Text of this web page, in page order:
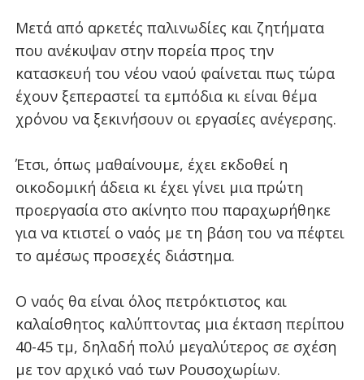
Μετά από αρκετές παλινωδίες και ζητήματα
που ανέκυψαν στην πορεία προς την
κατασκευή του νέου ναού φαίνεται πως τώρα
έχουν ξεπεραστεί τα εμπόδια κι είναι θέμα
χρόνου να ξεκινήσουν οι εργασίες ανέγερσης.
Έτσι, όπως μαθαίνουμε, έχει εκδοθεί η
οικοδομική άδεια κι έχει γίνει μια πρώτη
προεργασία στο ακίνητο που παραχωρήθηκε
για να κτιστεί ο ναός με τη βάση του να πέφτει
το αμέσως προσεχές διάστημα.
Ο ναός θα είναι όλος πετρόκτιστος και
καλαίσθητος καλύπτοντας μια έκταση περίπου
40-45 τμ, δηλαδή πολύ μεγαλύτερος σε σχέση
με τον αρχικό ναό των Ρουσοχωρίων.